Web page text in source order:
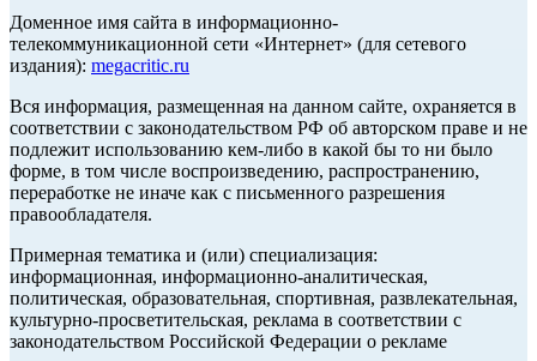
Доменное имя сайта в информационно-
телекоммуникационной сети «Интернет» (для сетевого
издания): megacritic.ru
Вся информация, размещенная на данном сайте, охраняется в
соответствии с законодательством РФ об авторском праве и не
подлежит использованию кем-либо в какой бы то ни было
форме, в том числе воспроизведению, распространению,
переработке не иначе как с письменного разрешения
правообладателя.
Примерная тематика и (или) специализация:
информационная, информационно-аналитическая,
политическая, образовательная, спортивная, развлекательная,
культурно-просветительская, реклама в соответствии с
законодательством Российской Федерации о рекламе